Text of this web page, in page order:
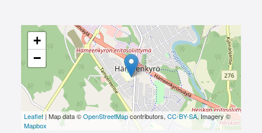
+
−
Leaflet| Map data ©OpenStreetMapcontributors,CC-BY-SA, Imagery ©
Mapbox